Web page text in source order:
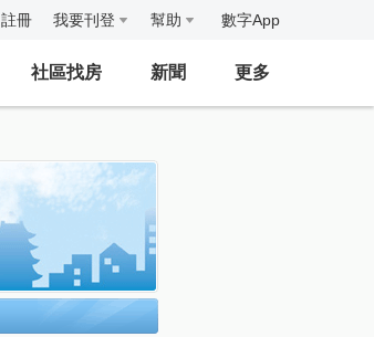
註冊 我要刊登 幫助 數字App
社區找房 新聞 更多